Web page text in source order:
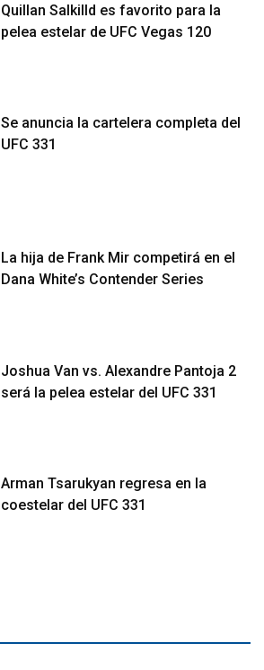
Quillan Salkilld es favorito para la
pelea estelar de UFC Vegas 120
Se anuncia la cartelera completa del
UFC 331
La hija de Frank Mir competirá en el
Dana White’s Contender Series
Joshua Van vs. Alexandre Pantoja 2
será la pelea estelar del UFC 331
Arman Tsarukyan regresa en la
coestelar del UFC 331